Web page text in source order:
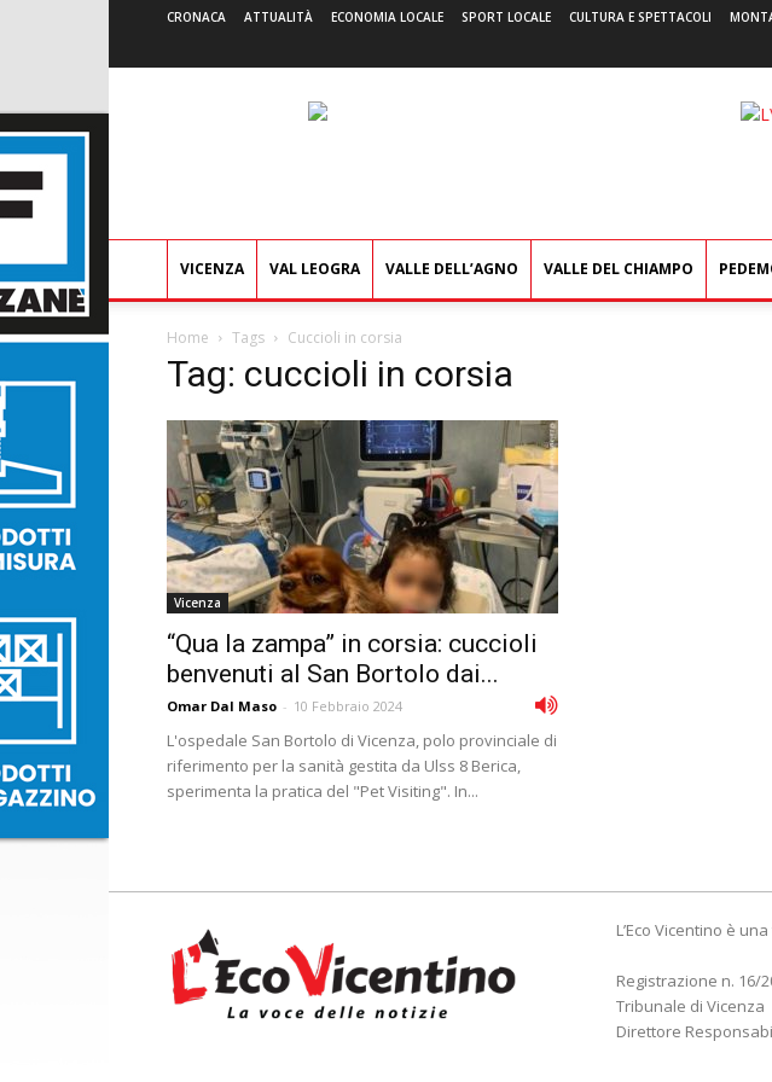
CRONACA ATTUALITÀ ECONOMIA LOCALE SPORT LOCALE CULTURA E SPETTACOLI
VICENZA VAL LEOGRA VALLE DELL’AGNO VALLE DEL CHIAMPO
Home Tags Cuccioli in corsia
Tag: cuccioli in corsia
Vicenza
“Qua la zampa” in corsia: cuccioli
benvenuti al San Bortolo dai...
Omar Dal Maso - 10 Febbraio 2024
L'ospedale San Bortolo di Vicenza, polo provinciale di
riferimento per la sanità gestita da Ulss 8 Berica,
sperimenta la pratica del "Pet Visiting". In...
L’Eco Vicentino è
Registrazione n. 16/
Tribunale di Vicenza
Direttore